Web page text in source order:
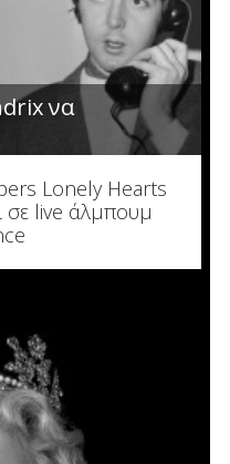
να
Lonely Hearts
σε live άλμπουμ